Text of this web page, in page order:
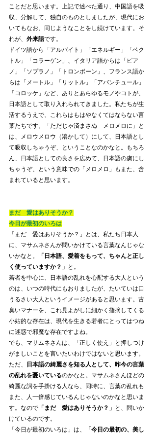
ことだと思います。上記で述べた通り、中国語を吸
収、分解して、独自のものとしましたが、現代にお
いてもなお、同じようなことをし続けています。そ
れが、 外来語です。
ドイツ語から「アルバイト」「エネルギー」「ベク
トル」「コラーゲン」、イタリア語からは「ピア
ノ」「ソプラノ」「トロンボーン」、フランス語か
らは「メートル」「リットル」「アバンチュール」
「コロッケ」など、ありとあらゆるモノやコトが、
日本語として取り入れられてきました。私たちが生
活するうえで、これらはもはやなくてはならない言
葉たちです。「ただじゃ済まさぬ　メロメロに」と
は、メロウメロウ（溶かして）にして、日本語とし
て吸収しちゃうぞ、ということなのかなと。もちろ
ん、日本語としての良さを広めて、日本語の虜にし
ちゃうぞ、という意味での「メロメロ」もまた、含
まれていると思います。
まだ　愛はありそうか？
今日が最初のいろは
「まだ　愛はありそうか？」とは、私たち日本人
に、マサムネさんが問いかけている言葉なんじゃな
いかなと。
「日本語、愛着をもって、ちゃんと正し
く使っていますか？」
と。
若者を中心に、日本語の乱れを心配する大人という
のは、いつの時代にもおりましたが、たいていは口
うるさい大人というイメージがあると思います。古
臭いマナーを、これ見よがしに細かく指摘してくる
小姑的な存在は、現代を生きる若者にとってはつね
に迷惑で邪魔な存在ですよね。
でも、マサムネさんは、「正しく使え」と押しつけ
がましいことを言いたいわけではないと思います。
ただ、
日本語の綺麗さを知る人として、昨今の言葉
の乱れを憂いているのかなと。マサムネさんほどの
綺麗な詞を手掛ける人なら、同時に、言葉の乱れも
また、人一倍感じているんじゃないのかなと思いま
す。なので 「まだ　愛はありそうか？」
と、問いか
けているのです。
「今日が最初のいろは」は、
「今日の最初の、美し